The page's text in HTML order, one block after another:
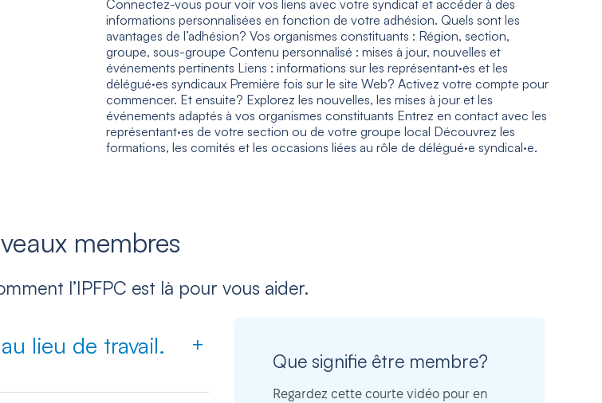
Connectez-vous pour voir vos liens avec votre syndicat et accéder à des
informations personnalisées en fonction de votre adhésion. Quels sont les
avantages de l’adhésion? Vos organismes constituants : Région, section,
groupe, sous-groupe Contenu personnalisé : mises à jour, nouvelles et
événements pertinents Liens : informations sur les représentant·es et les
délégué·es syndicaux Première fois sur le site Web? Activez votre compte pour
commencer. Et ensuite? Explorez les nouvelles, les mises à jour et les
événements adaptés à vos organismes constituants Entrez en contact avec les
représentant·es de votre section ou de votre groupe local Découvrez les
formations, les comités et les occasions liées au rôle de délégué·e syndical·e.
membres
l’IPFPC est là pour vous aider.
lieu de travail. +
Que signifie être membre?
Regardez cette courte vidéo pour en